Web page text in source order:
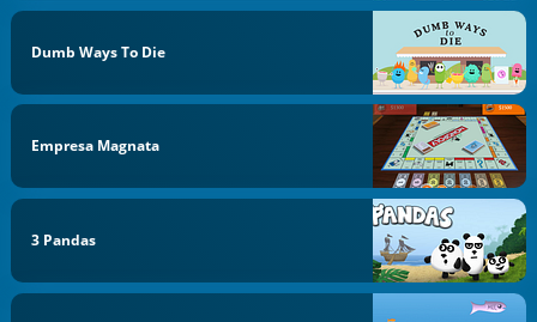
Dumb Ways To Die
Empresa Magnata
3 Pandas